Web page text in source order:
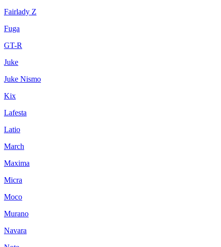
Fairlady Z
Fuga
GT-R
Juke
Juke Nismo
Kix
Lafesta
Latio
March
Maxima
Micra
Moco
Murano
Navara